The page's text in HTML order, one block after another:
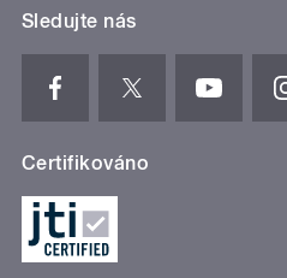
Sledujte nás
Certifikováno